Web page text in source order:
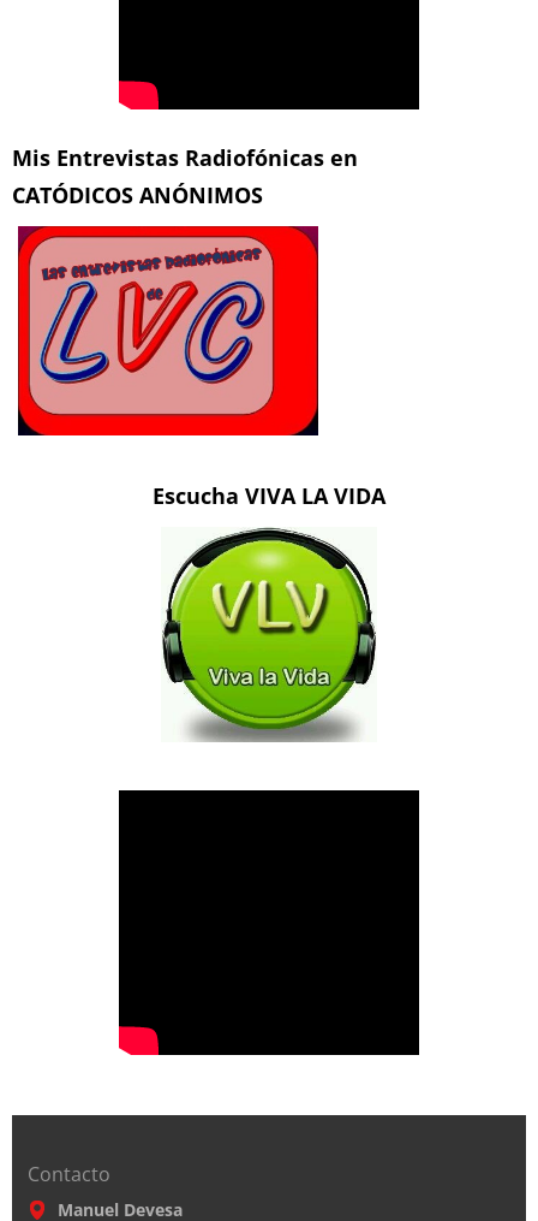
Mis Entrevistas Radiofónicas en
CATÓDICOS ANÓNIMOS
Escucha VIVA LA VIDA
Contacto
Manuel Devesa